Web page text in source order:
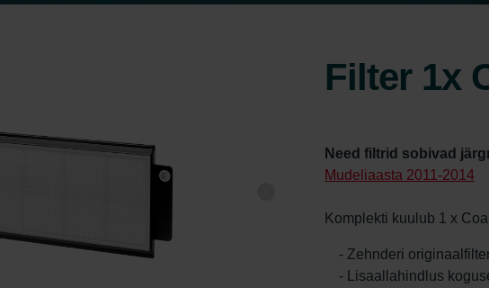
Filter 1x
Need filtrid sobivad
Mudeliaasta 2011-2014
Komplekti kuulub 1 x
- Zehnderi
- Lisaallahindlus